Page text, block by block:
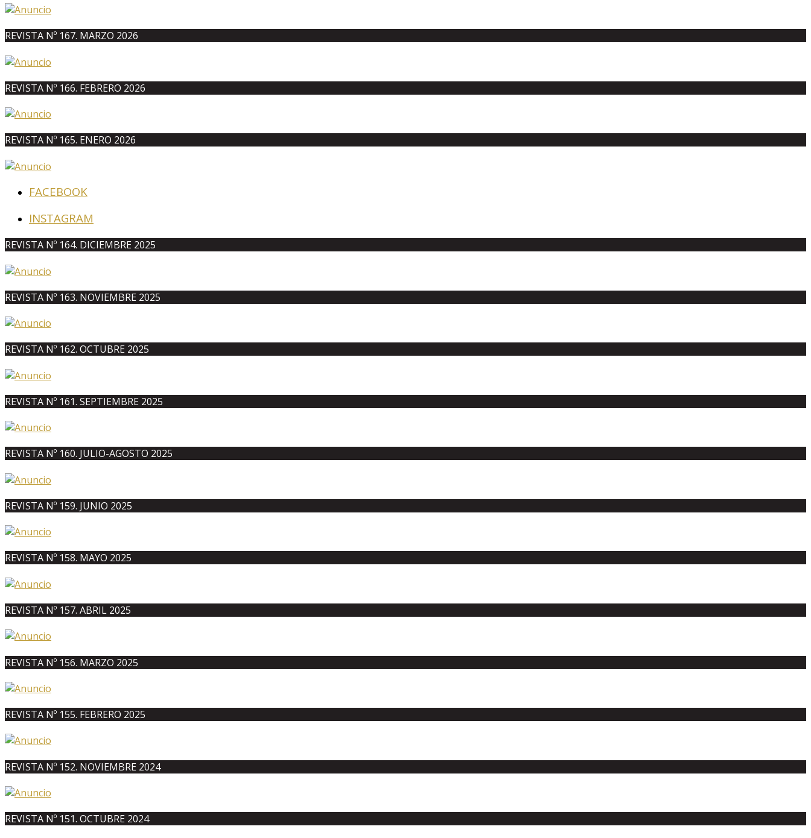
REVISTA Nº 167. MARZO 2026
REVISTA Nº 166. FEBRERO 2026
REVISTA Nº 165. ENERO 2026
FACEBOOK
INSTAGRAM
REVISTA Nº 164. DICIEMBRE 2025
REVISTA Nº 163. NOVIEMBRE 2025
REVISTA Nº 162. OCTUBRE 2025
REVISTA Nº 161. SEPTIEMBRE 2025
REVISTA Nº 160. JULIO-AGOSTO 2025
REVISTA Nº 159. JUNIO 2025
REVISTA Nº 158. MAYO 2025
REVISTA Nº 157. ABRIL 2025
REVISTA Nº 156. MARZO 2025
REVISTA Nº 155. FEBRERO 2025
REVISTA Nº 152. NOVIEMBRE 2024
REVISTA Nº 151. OCTUBRE 2024